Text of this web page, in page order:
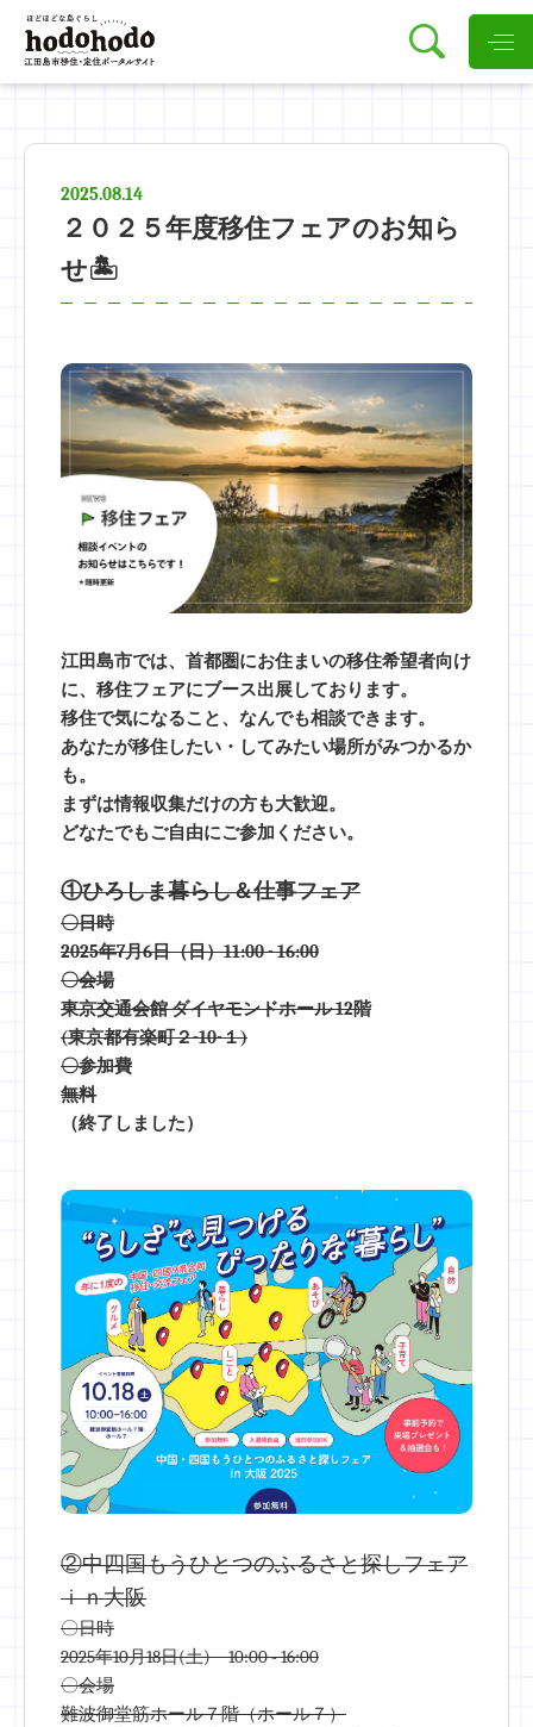
2025.08.14
２０２５年度移住フェアのお知ら
せ🏝
江田島市では、首都圏にお住まいの移住希望者向け
に、移住フェアにブース出展しております。
移住で気になること、なんでも相談できます。
あなたが移住したい・してみたい場所がみつかるか
も。
まずは情報収集だけの方も大歓迎。
どなたでもご自由にご参加ください。
①ひろしま暮らし＆仕事フェア
〇日時
2025年7月6日（日）11:00 - 16:00
〇会場
東京交通会館 ダイヤモンドホール 12階
(東京都有楽町２-10-１)
〇参加費
無料
（終了しました）
②中四国もうひとつのふるさと探しフェア
ｉｎ大阪
〇日時
2025年10月18日(土) 10:00 - 16:00
〇会場
難波御堂筋ホール７階（ホール７）